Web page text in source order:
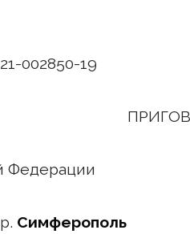
002850-19
Федерации
Симферополь